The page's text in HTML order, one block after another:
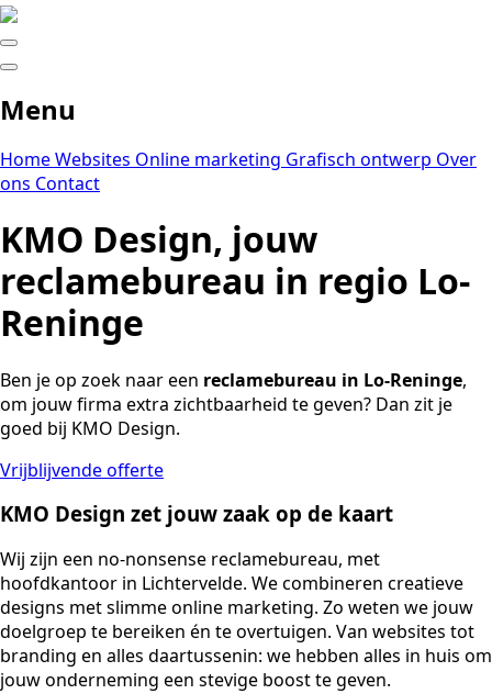
Menu
HomeWebsites Online marketing Grafisch ontwerp Over
ons Contact
KMO Design, jouw
reclamebureau in regio Lo-
Reninge
Ben je op zoek naar een reclamebureau in Lo-Reninge,
om jouw firma extra zichtbaarheid te geven? Dan zit je
goed bij KMO Design.
Vrijblijvende offerte
KMO Design zet jouw zaak op de kaart
Wij zijn een no-nonsense reclamebureau, met
hoofdkantoor in Lichtervelde. We combineren creatieve
designs met slimme online marketing. Zo weten we jouw
doelgroep te bereiken én te overtuigen. Van websites tot
branding en alles daartussenin: we hebben alles in huis om
jouw onderneming een stevige boost te geven.